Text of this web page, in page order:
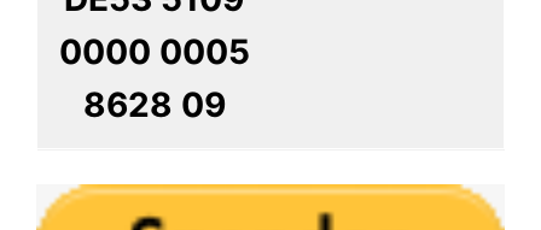
0000 0005
8628 09